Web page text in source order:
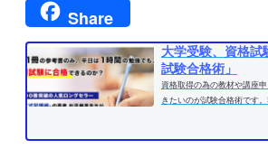
Share
大学受験、資格試
試験合格術」
資格取得の為の教材や講座
きたいのが試験合格術です